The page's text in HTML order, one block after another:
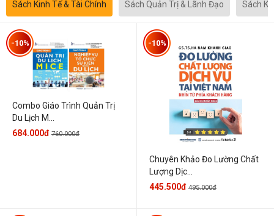
Sách Kinh Tế & Tài Chính Sách Quản Trị & Lãnh Đạo Sách
Combo Giáo Trình Quản Trị
Du Lịch M...
-10%
684.000đ 760.000đ
Chuyên Khảo Đo Lường Chất
Lượng Dịc...
-10%
445.500đ 495.000đ